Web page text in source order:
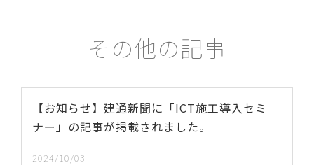
その他の記事
【お知らせ】建通新聞に「ICT施工導入セミ
ナー」の記事が掲載されました。
2024/10/03